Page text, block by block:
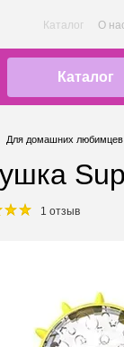
Каталог О
Каталог
Для домашних любимцев
1 отзыв